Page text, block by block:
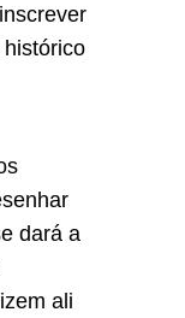
dará a
ali